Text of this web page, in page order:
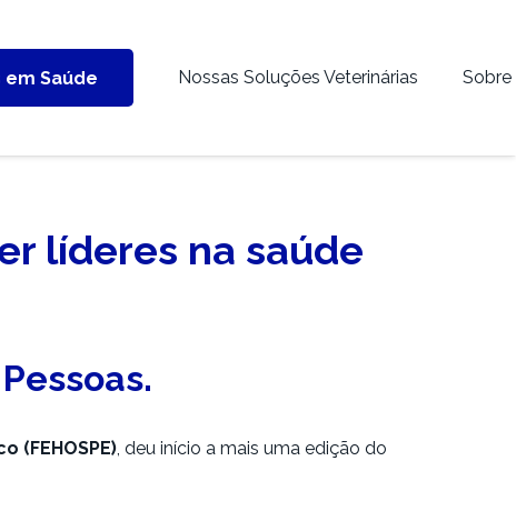
Saúde Nossas Soluções Veterinárias Sobre
líderes na saúde
(FEHOSPE), deu início a mais uma edição do